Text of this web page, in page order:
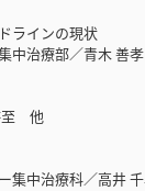
ラインの現状
中治療部／青木 善孝
至 他
集中治療科／高井